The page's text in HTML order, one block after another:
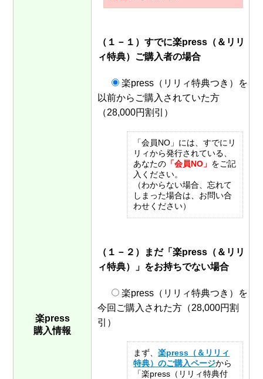
楽press
購入情報
（１－１）すでに楽press（＆リリ
ィ特典）ご購入者の場合
楽press（リリィ特典つき）を
以前からご購入されていた方
（28,000円割引）
「会員NO」には、すでにリ
リィから発行されている、
あなたの 「会員NO」 をご記
入ください。
（わからない場合、忘れて
しまった場合は、お問い合
わせください）
（１－２）まだ「楽press（＆リリ
ィ特典）」をお持ちでない場合
楽press（リリィ特典つき）を
今回ご購入された方（28,000円割
引）
まず、楽press（＆リリィ
特典）のご購入ページから
「楽press（リリィ特典付